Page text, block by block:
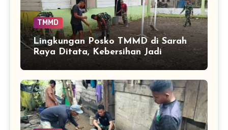
TMMD
Lingkungan Posko TMMD di Sarah
Raya Ditata, Kebersihan Jadi
Penunjang Kelancaran Pengabdian